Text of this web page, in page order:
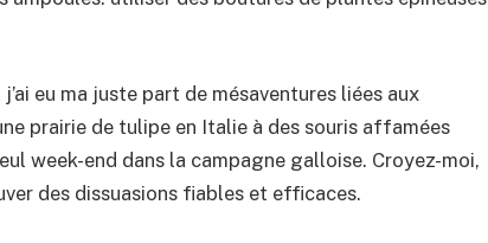
eu ma juste part de mésaventures liées aux
prairie de tulipe en Italie à des souris affamées
week-end dans la campagne galloise. Croyez-moi,
des dissuasions fiables et efficaces.